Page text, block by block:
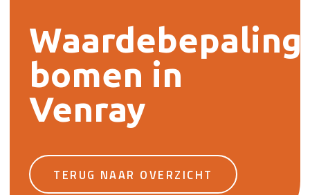
Waardebepaling
bomen in
Venray
TERUG NAAR OVERZICHT